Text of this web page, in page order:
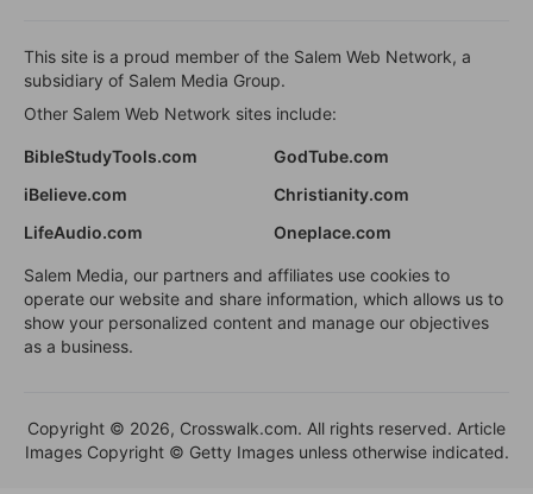
This site is a proud member of the Salem Web Network, a
subsidiary of Salem Media Group.
Other Salem Web Network sites include:
BibleStudyTools.com
GodTube.com
iBelieve.com
Christianity.com
LifeAudio.com
Oneplace.com
Salem Media, our partners and affiliates use cookies to
operate our website and share information, which allows us to
show your personalized content and manage our objectives
as a business.
Copyright © 2026, Crosswalk.com. All rights reserved. Article
Images Copyright © Getty Images unless otherwise indicated.